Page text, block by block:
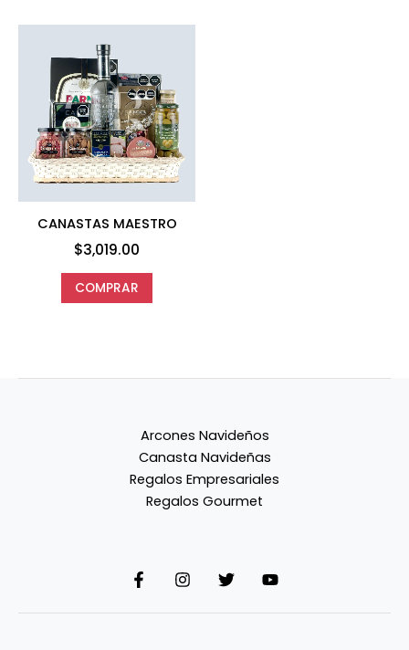
CANASTAS MAESTRO
$3,019.00
COMPRAR
Arcones Navideños
Canasta Navideñas
Regalos Empresariales
Regalos Gourmet